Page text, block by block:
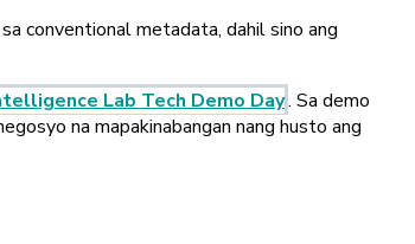
conventional metadata, dahil sino ang
Lab Tech Demo Day. Sa demo
na mapakinabangan nang husto ang